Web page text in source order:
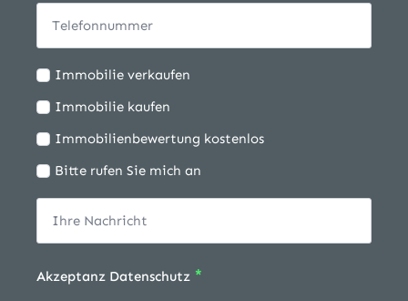
Ich
möchte:
Immobilie verkaufen
Immobilie kaufen
Immobilienbewertung kostenlos
Bitte rufen Sie mich an
Akzeptanz Datenschutz *